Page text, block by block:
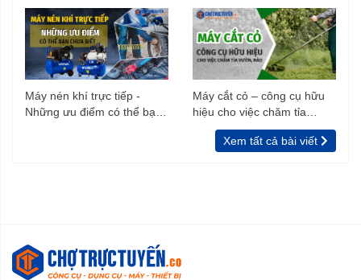
Máy nén khí trực tiếp -
Những ưu điểm có thể bạn
Máy cắt cỏ – công cụ hữu
hiệu cho việc chăm tỉa
vườn, rào
Xem tất cả bài viết